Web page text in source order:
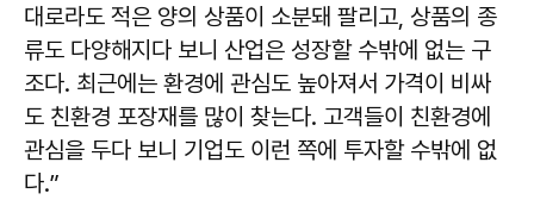
대로라도 적은 양의 상품이 소분돼 팔리고, 상품의 종
류도 다양해지다 보니 산업은 성장할 수밖에 없는 구
조다. 최근에는 환경에 관심도 높아져서 가격이 비싸
도 친환경 포장재를 많이 찾는다. 고객들이 친환경에
관심을 두다 보니 기업도 이런 쪽에 투자할 수밖에 없
다.”